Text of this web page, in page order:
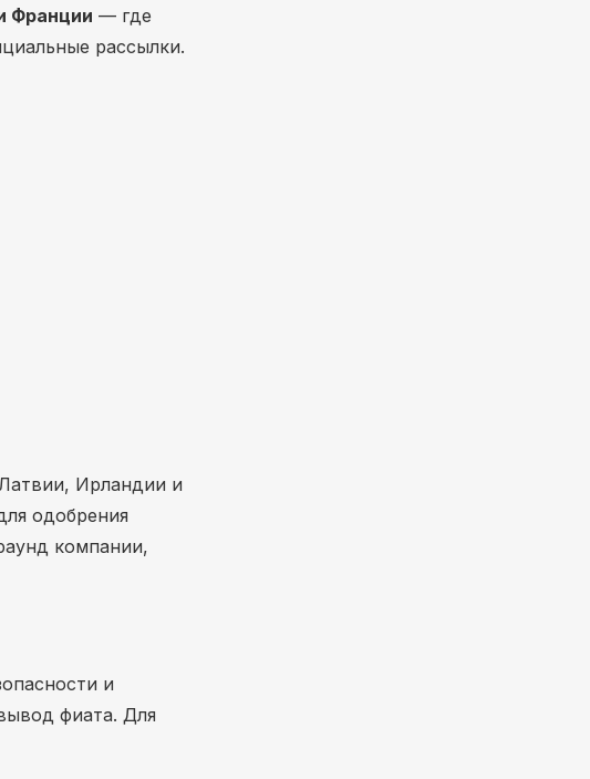
Франции — где
рассылки.
Ирландии и
одобрения
компании,
и
фиата. Для